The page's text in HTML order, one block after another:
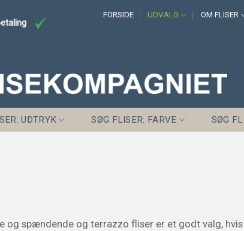
FORSIDE UDVALG OM FLISER
UDTRYK SØG FLISER: FARVE SØG
og spændende og terrazzo fliser er et godt valg,